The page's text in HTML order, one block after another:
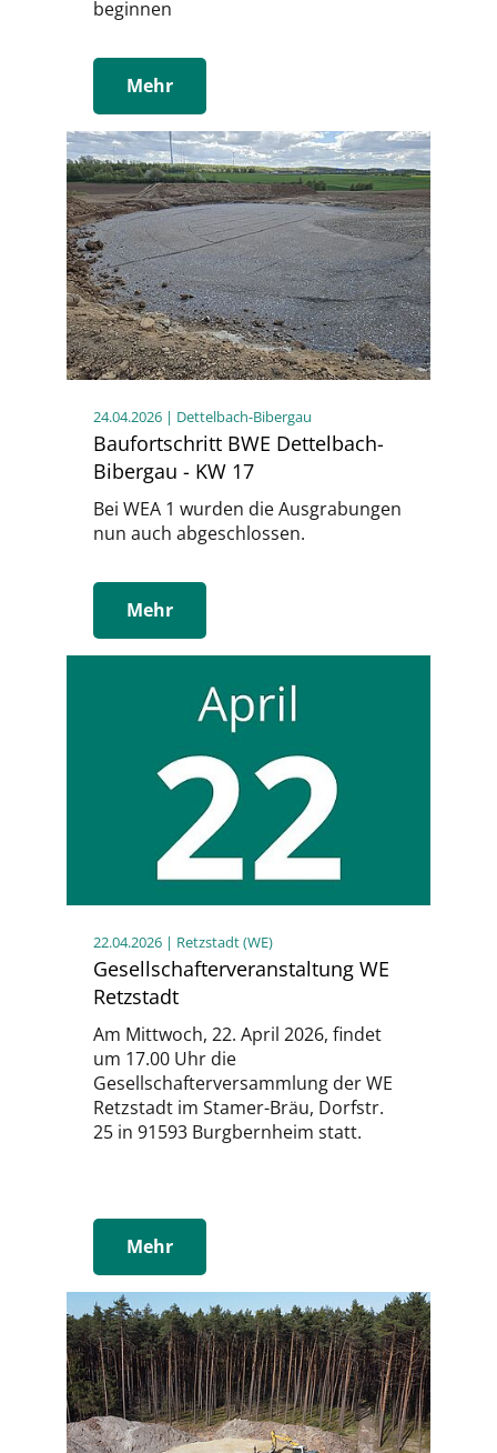
beginnen
Mehr
24.04.2026 | Dettelbach-Bibergau
Baufortschritt BWE Dettelbach-
Bibergau - KW 17
Bei WEA 1 wurden die Ausgrabungen
nun auch abgeschlossen.
Mehr
22.04.2026 | Retzstadt (WE)
Gesellschafterveranstaltung WE
Retzstadt
Am Mittwoch, 22. April 2026, findet
um 17.00 Uhr die
Gesellschafterversammlung der WE
Retzstadt im Stamer-Bräu, Dorfstr.
25 in 91593 Burgbernheim statt.
Mehr